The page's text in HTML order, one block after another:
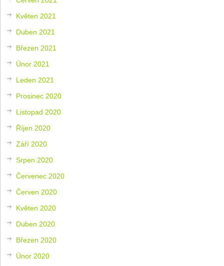
Květen 2021
Duben 2021
Březen 2021
Únor 2021
Leden 2021
Prosinec 2020
Listopad 2020
Říjen 2020
Září 2020
Srpen 2020
Červenec 2020
Červen 2020
Květen 2020
Duben 2020
Březen 2020
Únor 2020